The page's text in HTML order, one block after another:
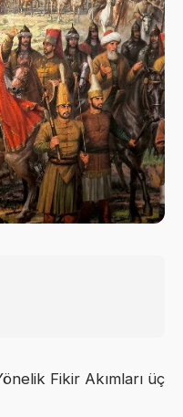
Fikir Akımları üç